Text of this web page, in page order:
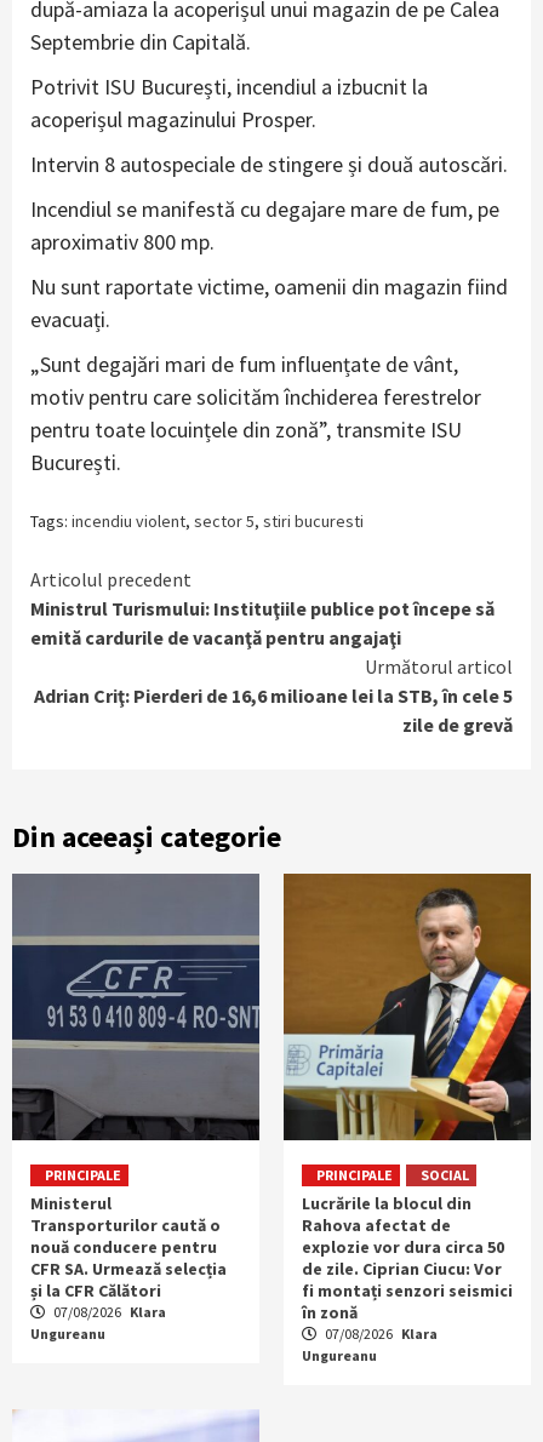
după-amiaza la acoperișul unui magazin de pe Calea
Septembrie din Capitală.
Potrivit ISU București, incendiul a izbucnit la
acoperișul magazinului Prosper.
Intervin 8 autospeciale de stingere și două autoscări.
Incendiul se manifestă cu degajare mare de fum, pe
aproximativ 800 mp.
Nu sunt raportate victime, oamenii din magazin fiind
evacuați.
„Sunt degajări mari de fum influențate de vânt,
motiv pentru care solicităm închiderea ferestrelor
pentru toate locuințele din zonă”, transmite ISU
București.
Tags: incendiu violent, sector 5, stiri bucuresti
Continue
Reading
Articolul precedent
Ministrul Turismului: Instituţiile publice pot începe să
emită cardurile de vacanţă pentru angajaţi
Următorul articol
Adrian Criţ: Pierderi de 16,6 milioane lei la STB, în cele 5
zile de grevă
Din aceeași categorie
PRINCIPALE
Ministerul
Transporturilor caută o
nouă conducere pentru
CFR SA. Urmează selecția
și la CFR Călători
07/08/2026 Klara
Ungureanu
PRINCIPALE SOCIAL
Lucrările la blocul din
Rahova afectat de
explozie vor dura circa 50
de zile. Ciprian Ciucu: Vor
fi montați senzori seismici
în zonă
07/08/2026 Klara
Ungureanu